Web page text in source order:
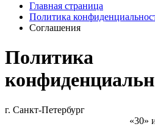
Главная страница
Политика
Соглашения
Политика
г. Санкт-
«30» июня